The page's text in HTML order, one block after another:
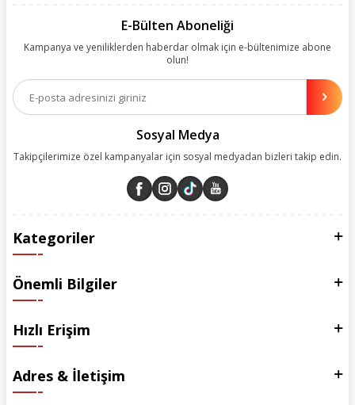
kolay, kusursuz ve keyifli bir alışveriş yolculuğu sunarken deneyiminize
olanakları sunuyoruz. Çalışmalarımızı müşterilerimizin memnuniyetini
esas alarak yürütüyoruz.
E-Bülten Aboneliği
Kampanya ve yeniliklerden haberdar olmak için e-bültenimize abone
olun!
Sosyal Medya
Takipçilerimize özel kampanyalar için sosyal medyadan bizleri takip edin.
Kategoriler
Önemli Bilgiler
Hızlı Erişim
Adres & İletişim